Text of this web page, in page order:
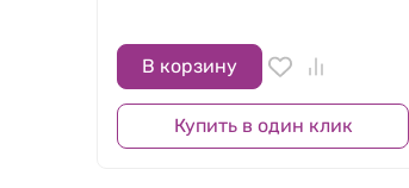
В корзину
Купить в один клик